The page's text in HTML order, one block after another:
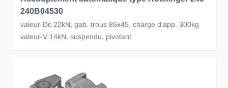
240B04530
valeur-Dc 22kN, gab. trous 85x45, charge d'app. 300kg
valeur-V 14kN, suspendu, pivotant